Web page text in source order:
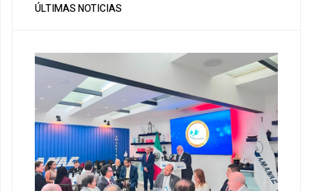
ÚLTIMAS NOTICIAS